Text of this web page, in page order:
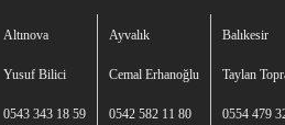
Altınova
Yusuf Bilici
0543 343 18 59
Ayvalık
Cemal Erhanoğlu
0542 582 11 80
Balıkesir
Taylan
0554 479